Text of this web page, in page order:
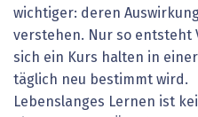
wichtiger: deren
verstehen. Nur so entsteht
sich ein Kurs halten in
täglich neu bestimmt wird.
Lebenslanges Lernen ist